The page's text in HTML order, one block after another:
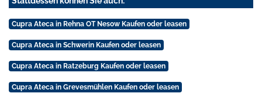
Cupra Ateca in Rehna OT Nesow Kaufen oder leasen
Cupra Ateca in Schwerin Kaufen oder leasen
Cupra Ateca in Ratzeburg Kaufen oder leasen
Cupra Ateca in Grevesmühlen Kaufen oder leasen